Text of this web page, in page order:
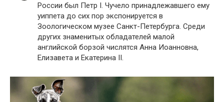
России был Петр I. Чучело принадлежавшего ему
уиппета до сих пор экспонируется в
Зоологическом музее Санкт-Петербурга. Среди
других знаменитых обладателей малой
английской борзой числятся Анна Иоанновна,
Елизавета и Екатерина II.